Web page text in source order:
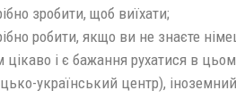
зробити, щоб виїхати;
робити, якщо ви не знаєте
і є бажання рухатися в
український центр),